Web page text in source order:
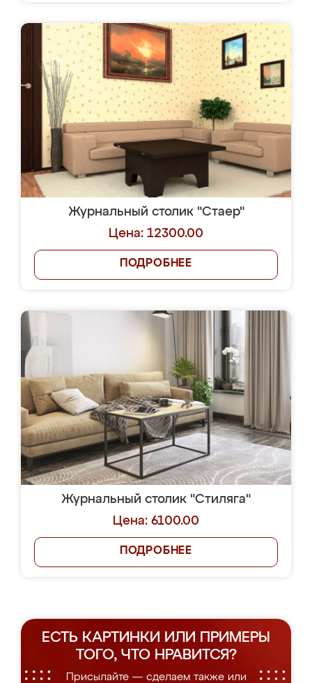
Журнальный столик "Стаер"
Цена: 12300.00
ПОДРОБНЕЕ
Журнальный столик "Стиляга"
Цена: 6100.00
ПОДРОБНЕЕ
ЕСТЬ КАРТИНКИ ИЛИ ПРИМЕРЫ
ТОГО, ЧТО НРАВИТСЯ?
Присылайте — сделаем также или